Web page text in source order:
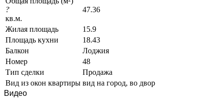
?
кв.м.
47.36
Жилая площадь
15.9
Площадь кухни
18.43
Балкон
Лоджия
Номер
48
Тип сделки
Продажа
Вид из окон квартиры вид на город, во двор
Видео